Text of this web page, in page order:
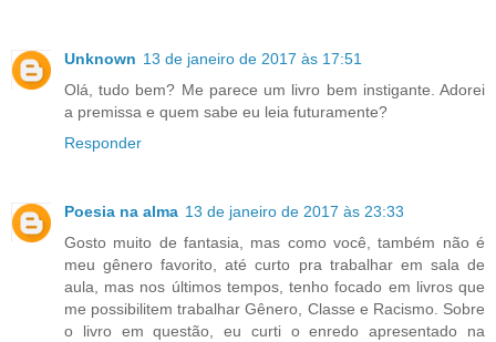
Unknown 13 de janeiro de 2017 às 17:51
Olá, tudo bem? Me parece um livro bem instigante. Adorei
a premissa e quem sabe eu leia futuramente?
Responder
Poesia na alma 13 de janeiro de 2017 às 23:33
Gosto muito de fantasia, mas como você, também não é
meu gênero favorito, até curto pra trabalhar em sala de
aula, mas nos últimos tempos, tenho focado em livros que
me possibilitem trabalhar Gênero, Classe e Racismo. Sobre
o livro em questão, eu curti o enredo apresentado na